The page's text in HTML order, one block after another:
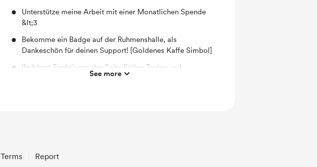
Unterstütze meine Arbeit mit einer Monatlichen Spende
&lt;3
Bekomme ein Badge auf der Ruhmenshalle, als
Dankeschön für deinen Support! [Goldenes Kaffe Simbol]
Ihr könnt Funktionen der Seite Früher Testen und
benutzten und somit bei der Entwicklung Teilhaben!
See more
Terms Report